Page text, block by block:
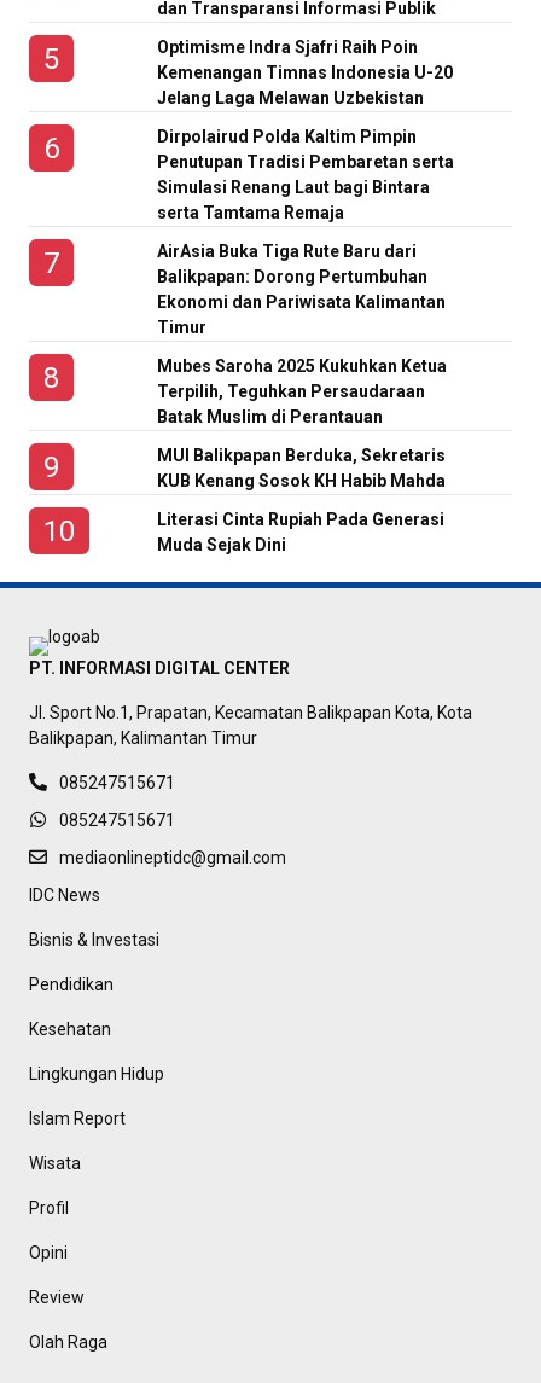
dan Transparansi Informasi Publik
Optimisme Indra Sjafri Raih Poin
Kemenangan Timnas Indonesia U-20
Jelang Laga Melawan Uzbekistan
Dirpolairud Polda Kaltim Pimpin
Penutupan Tradisi Pembaretan serta
Simulasi Renang Laut bagi Bintara
serta Tamtama Remaja
AirAsia Buka Tiga Rute Baru dari
Balikpapan: Dorong Pertumbuhan
Ekonomi dan Pariwisata Kalimantan
Timur
Mubes Saroha 2025 Kukuhkan Ketua
Terpilih, Teguhkan Persaudaraan
Batak Muslim di Perantauan
MUI Balikpapan Berduka, Sekretaris
KUB Kenang Sosok KH Habib Mahda
Literasi Cinta Rupiah Pada Generasi
Muda Sejak Dini
PT. INFORMASI DIGITAL CENTER
Jl. Sport No.1, Prapatan, Kecamatan Balikpapan Kota, Kota
Balikpapan, Kalimantan Timur
085247515671
085247515671
mediaonlineptidc@gmail.com
IDC News
Bisnis & Investasi
Pendidikan
Kesehatan
Lingkungan Hidup
Islam Report
Wisata
Profil
Opini
Review
Olah Raga